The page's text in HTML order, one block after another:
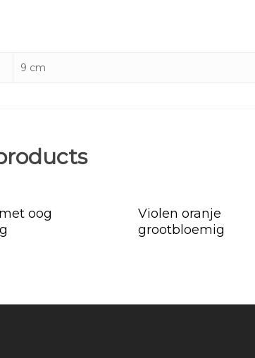
9 cm
oog
Violen oranje
grootbloemig